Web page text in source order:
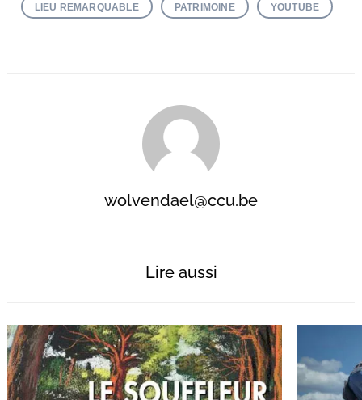
LIEU REMARQUABLE PATRIMOINE YOUTUBE
wolvendael@ccu.be
Lire aussi